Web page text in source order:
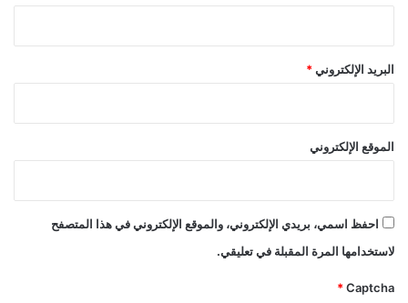
البريد الإلكتروني *
الموقع الإلكتروني
احفظ اسمي، بريدي الإلكتروني، والموقع الإلكتروني في هذا المتصفح
لاستخدامها المرة المقبلة في تعليقي.
Captcha
*